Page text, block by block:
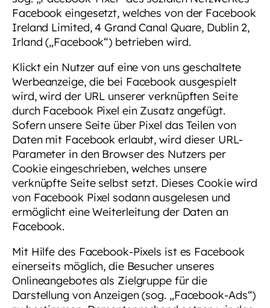
Facebook eingesetzt, welches von der Facebook
Ireland Limited, 4 Grand Canal Quare, Dublin 2,
Irland („Facebook“) betrieben wird.
Klickt ein Nutzer auf eine von uns geschaltete
Werbeanzeige, die bei Facebook ausgespielt
wird, wird der URL unserer verknüpften Seite
durch Facebook Pixel ein Zusatz angefügt.
Sofern unsere Seite über Pixel das Teilen von
Daten mit Facebook erlaubt, wird dieser URL-
Parameter in den Browser des Nutzers per
Cookie eingeschrieben, welches unsere
verknüpfte Seite selbst setzt. Dieses Cookie wird
von Facebook Pixel sodann ausgelesen und
ermöglicht eine Weiterleitung der Daten an
Facebook.
Mit Hilfe des Facebook-Pixels ist es Facebook
einerseits möglich, die Besucher unseres
Onlineangebotes als Zielgruppe für die
Darstellung von Anzeigen (sog. „Facebook-Ads“)